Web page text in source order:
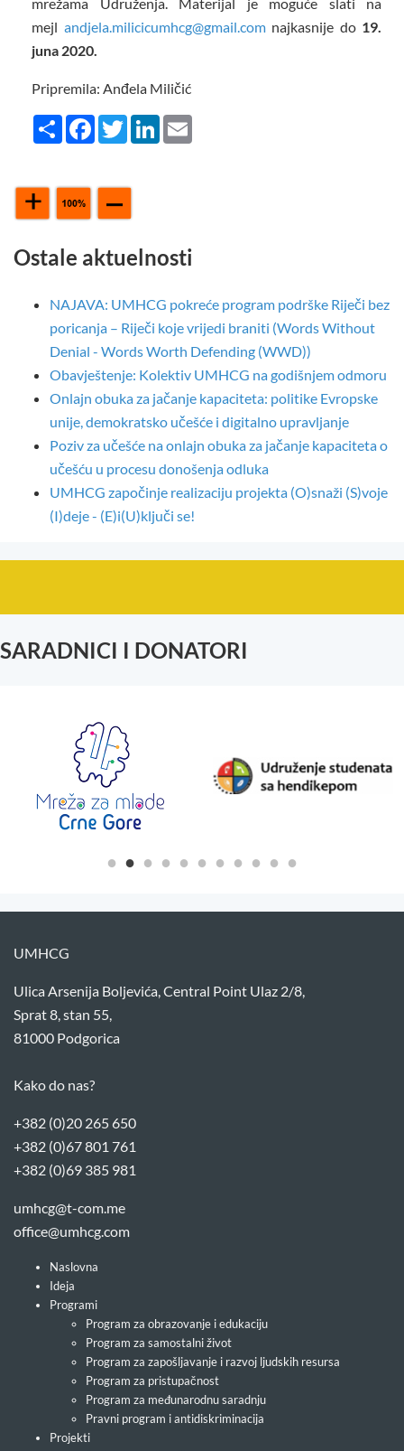
mejl andjela.milicicumhcg@gmail.comnajkasnije do 19.
juna 2020.
Pripremila: Anđela Miličić
Share FacebookTwitterLinkedIn
Ostale aktuelnosti
NAJAVA: UMHCG pokreće program podrške Riječi bez
poricanja – Riječi koje vrijedi braniti (Words Without
Denial - Words Worth Defending (WWD))
Obavještenje: Kolektiv UMHCG na godišnjem odmoru
Onlajn obuka za jačanje kapaciteta: politike Evropske
unije, demokratsko učešće i digitalno upravljanje
Poziv za učešće na onlajn obuka za jačanje kapaciteta o
učešću u procesu donošenja odluka
UMHCG započinje realizaciju projekta (O)snaži (S)voje
(I)deje - (E)i(U)ključi se!
SARADNICI I DONATORI
UMHCG
Ulica Arsenija Boljevića, Central Point Ulaz 2/8,
Sprat 8, stan 55,
81000 Podgorica
Kako do nas?
+382 (0)20 265 650
+382 (0)67 801 761
+382 (0)69 385 981
umhcg@t-com.me
office@umhcg.com
Naslovna
Ideja
Programi
Program za obrazovanje i edukaciju
Program za samostalni život
Program za zapošljavanje i razvoj ljudskih resursa
Program za pristupačnost
Program za međunarodnu saradnju
Pravni program i antidiskriminacija
Projekti